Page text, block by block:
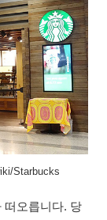
Starbucks
떠오릅니다. 당